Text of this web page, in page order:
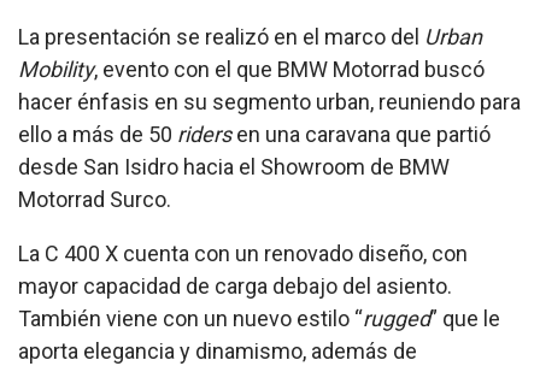
La presentación se realizó en el marco del Urban
Mobility, evento con el que BMW Motorrad buscó
hacer énfasis en su segmento urban, reuniendo para
ello a más de 50 ridersen una caravana que partió
desde San Isidro hacia el Showroom de BMW
Motorrad Surco.
La C 400 X cuenta con un renovado diseño, con
mayor capacidad de carga debajo del asiento.
También viene con un nuevo estilo “rugged” que le
aporta elegancia y dinamismo, además de